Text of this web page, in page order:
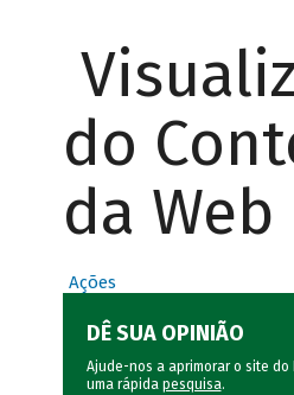
do
da Web
Ações
DÊ SUA OPINIÃO
Ajude-nos a aprimorar o site do
uma rápida pesquisa.